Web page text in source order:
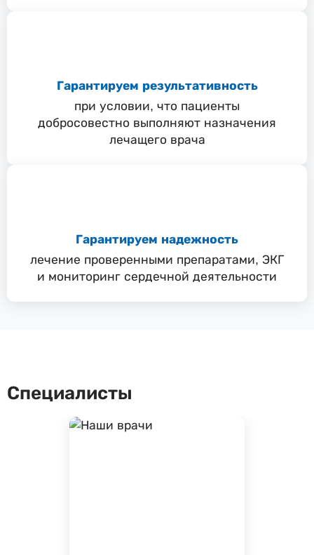
Гарантируем результативность
при условии, что пациенты
добросовестно выполняют назначения
лечащего врача
Гарантируем надежность
лечение проверенными препаратами, ЭКГ
и мониторинг сердечной деятельности
Специалисты